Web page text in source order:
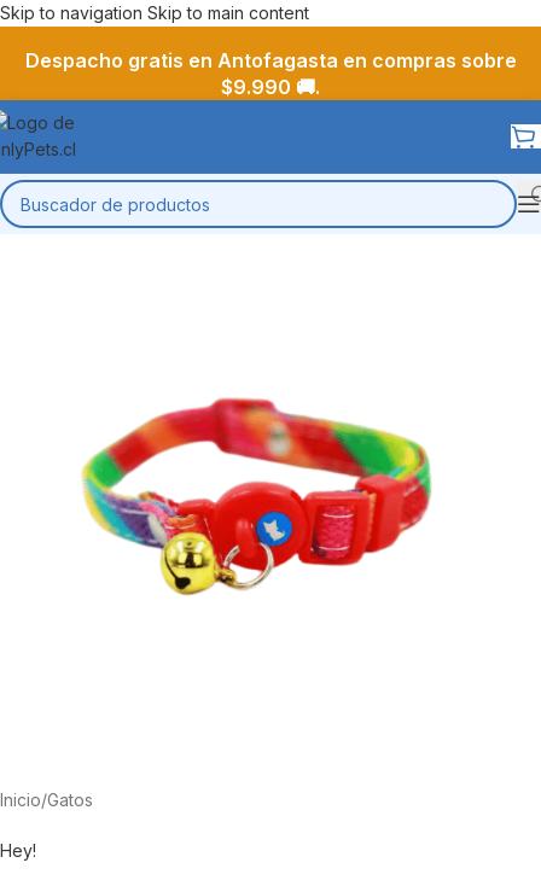
Skip to navigation Skip to main content
Despacho gratis en Antofagasta en compras sobre
$9.990 🚚.
Inicio/Gatos
Hey!